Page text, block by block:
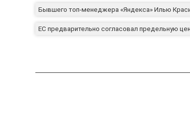
Бывшего топ-менеджера «Яндекса» Илью
ЕС предварительно согласовал предельную